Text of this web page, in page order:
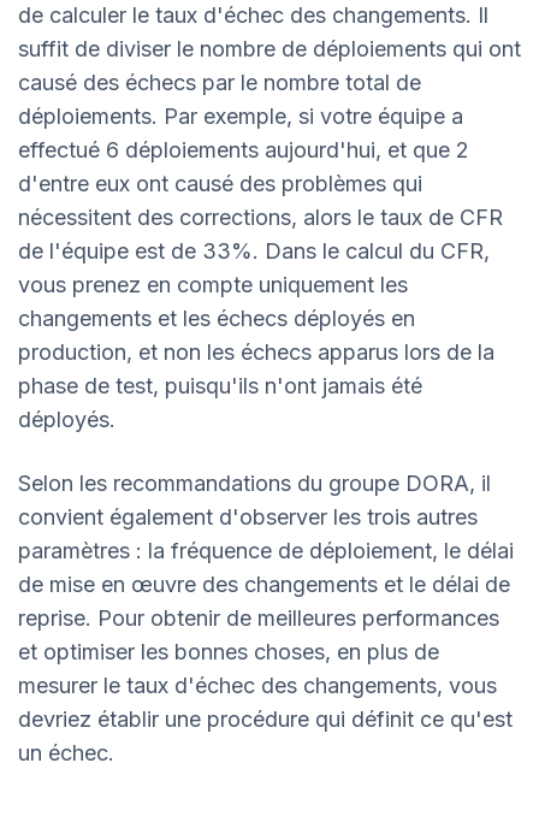
de calculer le taux d'échec des changements. Il
suffit de diviser le nombre de déploiements qui ont
causé des échecs par le nombre total de
déploiements. Par exemple, si votre équipe a
effectué 6 déploiements aujourd'hui, et que 2
d'entre eux ont causé des problèmes qui
nécessitent des corrections, alors le taux de CFR
de l'équipe est de 33%. Dans le calcul du CFR,
vous prenez en compte uniquement les
changements et les échecs déployés en
production, et non les échecs apparus lors de la
phase de test, puisqu'ils n'ont jamais été
déployés.
Selon les recommandations du groupe DORA, il
convient également d'observer les trois autres
paramètres : la fréquence de déploiement, le délai
de mise en œuvre des changements et le délai de
reprise. Pour obtenir de meilleures performances
et optimiser les bonnes choses, en plus de
mesurer le taux d'échec des changements, vous
devriez établir une procédure qui définit ce qu'est
un échec.